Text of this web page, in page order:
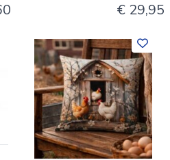
€ 29,95